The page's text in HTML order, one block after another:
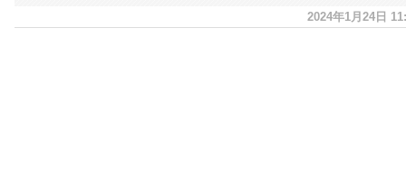
2024年1月24日